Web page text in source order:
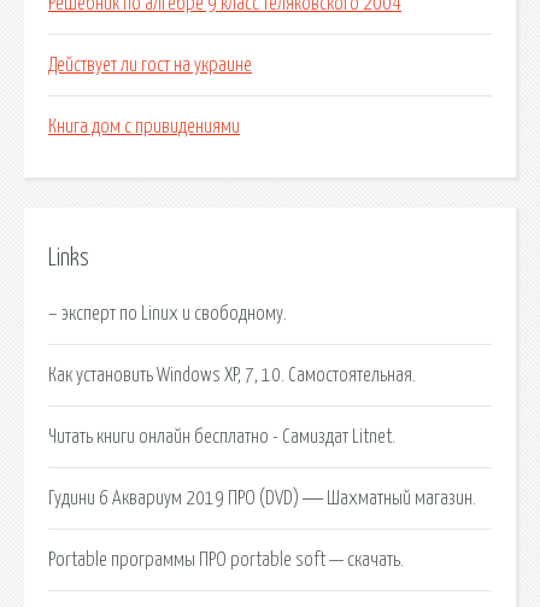
Решебник по алгебре 9 класс теляковского 2004
Действует ли гост на украине
Книга дом с привидениями
Links
– эксперт по Linux и свободному.
Как установить Windows XP, 7, 10. Самостоятельная.
Читать книги онлайн бесплатно - Самиздат Litnet.
Гудини 6 Аквариум 2019 ПРО (DVD) ― Шахматный магазин.
Portable программы ПРО portable soft — скачать.